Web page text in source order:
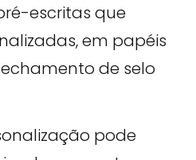
escritas que
em papéis
de selo
pode